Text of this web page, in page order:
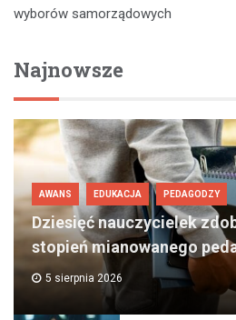
wyborów samorządowych
Najnowsze
AWANS EDUKACJA PEDAGODZY
Dziesięć nauczycielek
stopień mianowanego
5 sierpnia 2026